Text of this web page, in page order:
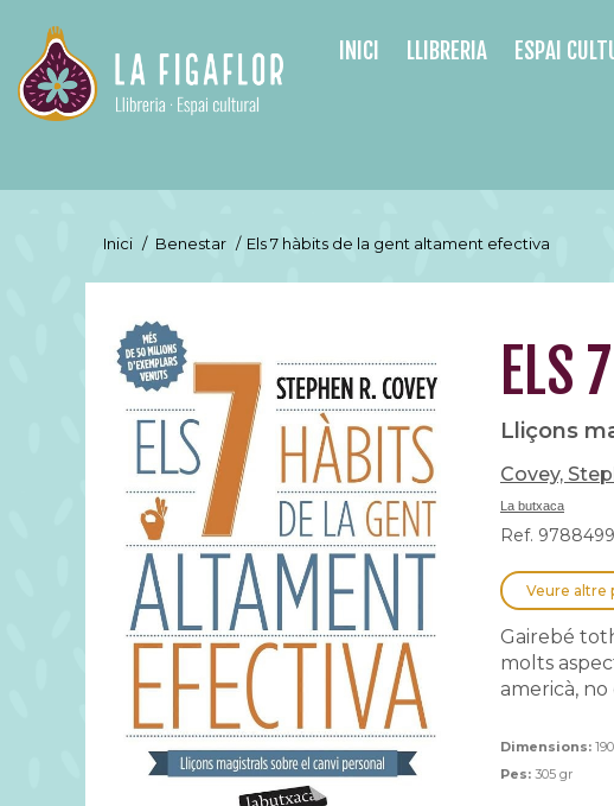
INICI LLIBRERIA ESPAI
Inici / Benestar / Els 7 hàbits de la gent altament efectiva
ELS
Lliçons
Covey,
La butxaca
Ref.
Veure altre
Gairebé
molts
americà,
Dimensions:
Pes: 305 gr